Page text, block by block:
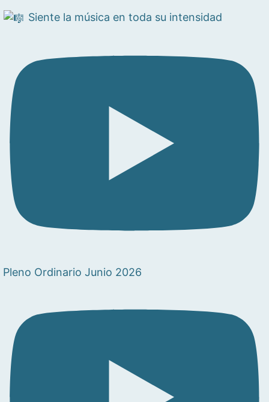
Siente la música en toda su intensidad
Pleno Ordinario Junio 2026